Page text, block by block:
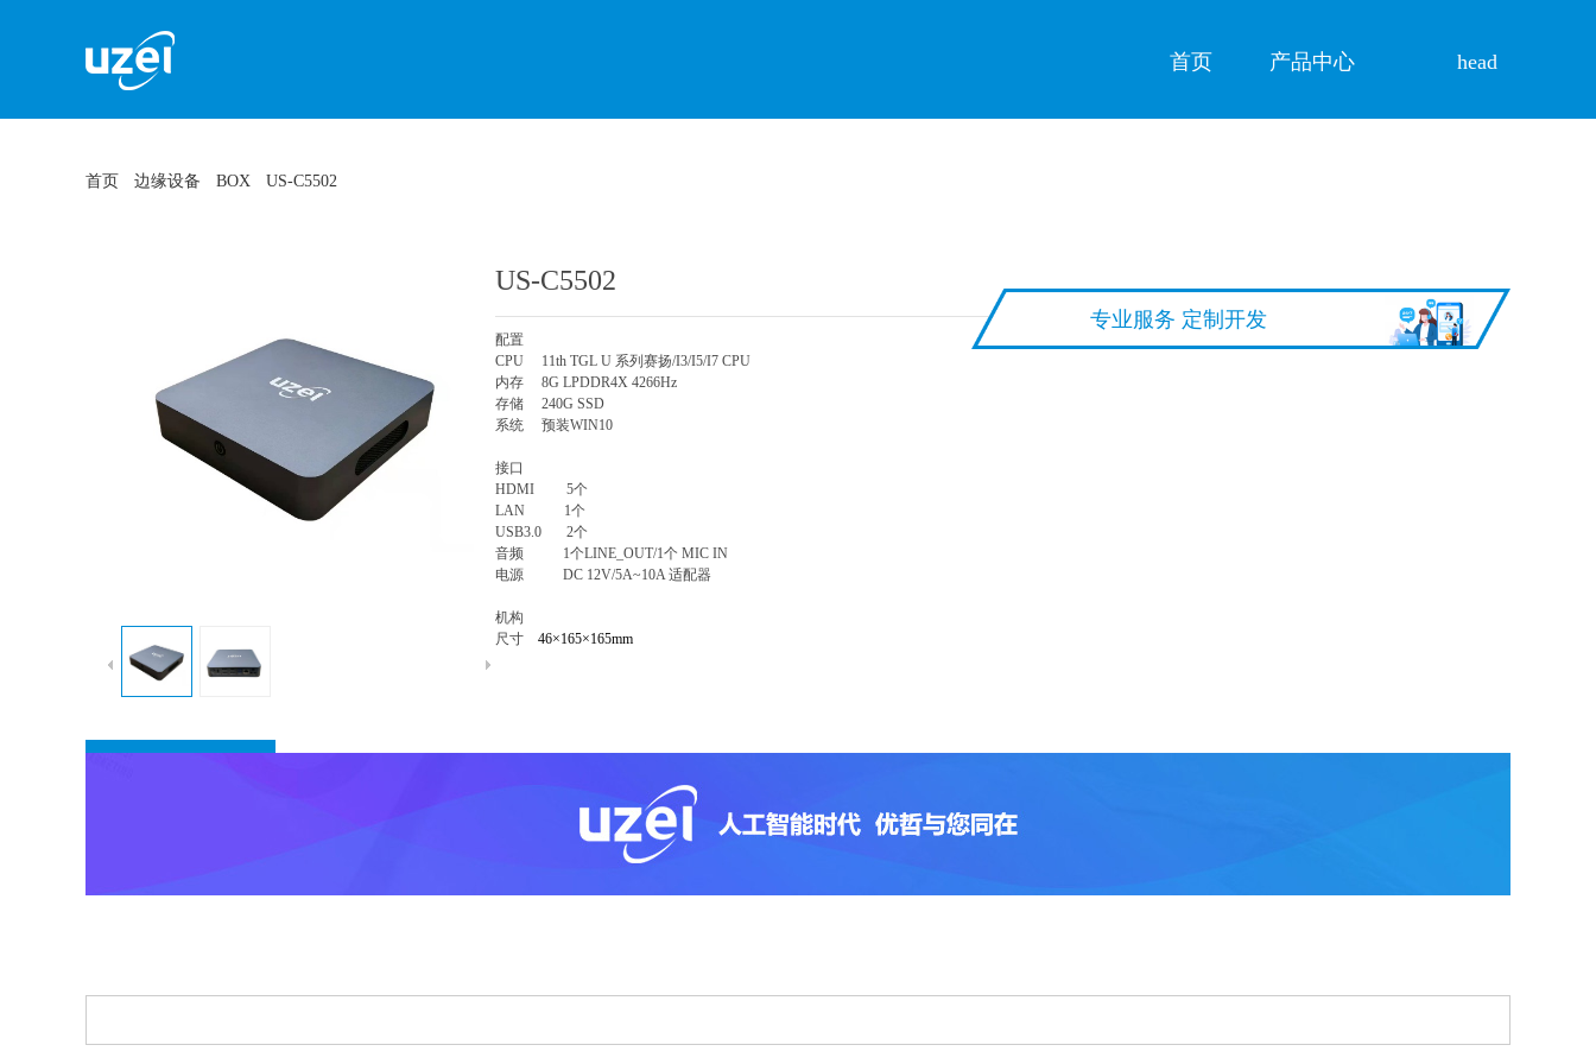
首页 边缘设备 BOX US-C5502
US-C5502
配置
CPU 11th TGL U 系列赛扬/I3/I5/I7 CPU
内存 8G LPDDR4X 4266Hz
存储 240G SSD
系统 预装WIN10
接口
HDMI 5个
LAN 1个
USB3.0 2个
音频 1个LINE_OUT/1个 MIC IN
电源 DC 12V/5A~10A 适配器
机构
尺寸 46×165×165mm
专业服务 定制开发
首页 产品中心 head